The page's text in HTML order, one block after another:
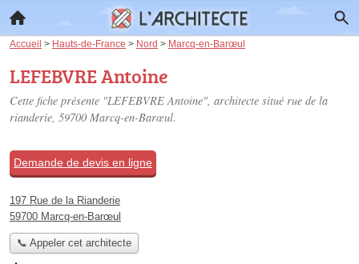
Accueil > Hauts-de-France > Nord > Marcq-en-Barœul
LEFEBVRE Antoine
Cette fiche présente "LEFEBVRE Antoine", architecte situé rue de la
rianderie, 59700 Marcq-en-Barœul.
Demande de devis en ligne
197 Rue de la Rianderie
59700 Marcq-en-Barœul
📞 Appeler cet architecte